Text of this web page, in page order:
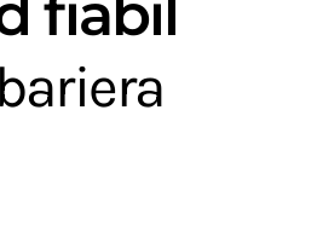
fiabil